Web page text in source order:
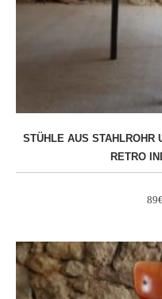
STÜHLE AUS STAHLROHR
RETRO
89